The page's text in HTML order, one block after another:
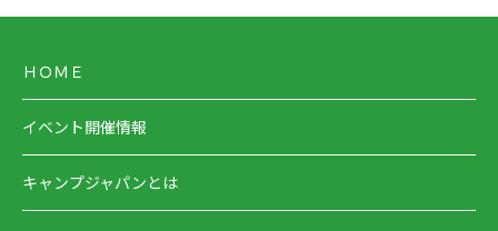
ＨＯＭＥ
イベント開催情報
キャンプジャパンとは